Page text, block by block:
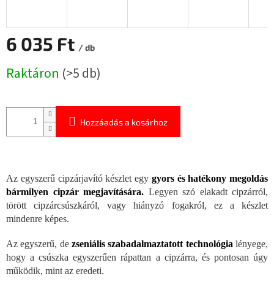
6 035 Ft / db
Raktáron (>5 db)
Hozzáadás a kosárhoz
Az egyszerű cipzárjavító készlet egy gyors és hatékony megoldás
bármilyen cipzár megjavítására. Legyen szó elakadt cipzárról,
törött cipzárcsúszkáról, vagy hiányzó fogakról, ez a készlet
mindenre képes.
Az egyszerű, de zseniális szabadalmaztatott technológia lényege,
hogy a csúszka egyszerűen rápattan a cipzárra, és pontosan úgy
működik, mint az eredeti.